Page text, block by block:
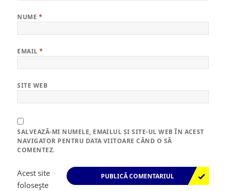
NUME *
EMAIL*
SITE WEB
SALVEAZĂ-MI NUMELE, EMAILUL ȘI SITE-UL WEB ÎN ACEST
NAVIGATOR PENTRU DATA VIITOARE CÂND O SĂ
COMENTEZ.
Acest site
folosește